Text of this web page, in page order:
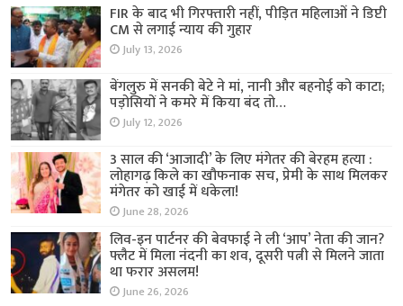
FIR के बाद भी गिरफ्तारी नहीं, पीड़ित महिलाओं ने डिप्टी
CM से लगाई न्याय की गुहार
July 13, 2026
बेंगलुरु में सनकी बेटे ने मां, नानी और बहनोई को काटा;
पड़ोसियों ने कमरे में किया बंद तो…
July 12, 2026
3 साल की ‘आजादी’ के लिए मंगेतर की बेरहम हत्या :
लोहागढ़ किले का खौफनाक सच, प्रेमी के साथ मिलकर
मंगेतर को खाई में धकेला!
June 28, 2026
लिव-इन पार्टनर की बेवफाई ने ली ‘आप’ नेता की जान?
फ्लैट में मिला नंदनी का शव, दूसरी पत्नी से मिलने जाता
था फरार असलम!
June 26, 2026